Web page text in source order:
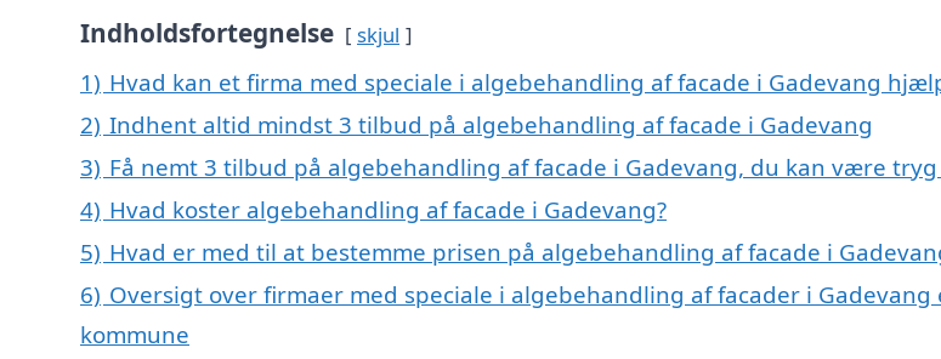
Indholdsfortegnelse skjul
1) Hvad kan et firma med speciale i algebehandling af facade i Gadevang
2) Indhent altid mindst 3 tilbud på algebehandling af facade i Gadevang
3) Få nemt 3 tilbud på algebehandling af facade i Gadevang, du kan være tryg
4) Hvad koster algebehandling af facade i Gadevang?
5) Hvad er med til at bestemme prisen på algebehandling af facade i
6) Oversigt over firmaer med speciale i algebehandling af facader i
kommune